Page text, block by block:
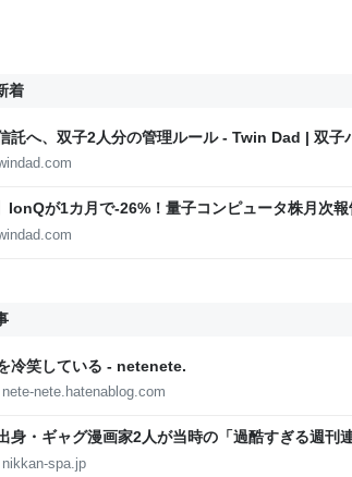
着
託へ、双子2人分の管理ルール - Twin Dad | 双子
IonQが1カ月で-26%！量子コンピュータ株月次
資産形成・運用記
冷笑している - netenete.
nete-nete.hatenablog.com
身・ギャグ漫画家2人が当時の「過酷すぎる週刊
アで入院しても原稿は落とさない」ストイックな
nikkan-spa.jp